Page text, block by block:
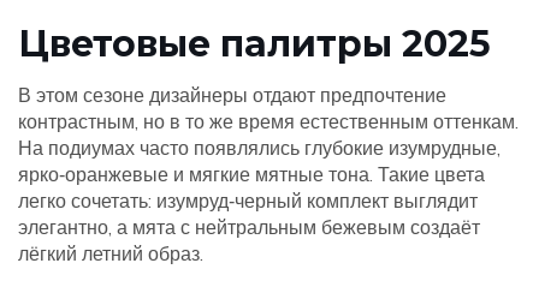
Цветовые палитры 2025
В этом сезоне дизайнеры отдают предпочтение
контрастным, но в то же время естественным оттенкам.
На подиумах часто появлялись глубокие изумрудные,
ярко‑оранжевые и мягкие мятные тона. Такие цвета
легко сочетать: изумруд‑черный комплект выглядит
элегантно, а мята с нейтральным бежевым создаёт
лёгкий летний образ.